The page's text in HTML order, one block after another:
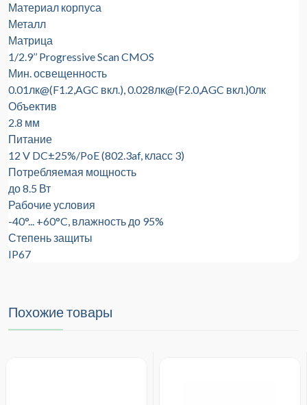
Материал корпуса
Металл
Матрица
1/2.9’’ Progressive Scan CMOS
Мин. освещенность
0.01лк@(F1.2,AGC вкл.), 0.028лк@(F2.0,AGC вкл.)0лк
Объектив
2.8 мм
Питание
12 V DC±25%/PoE (802.3af, класс 3)
Потребляемая мощность
до 8.5 Вт
Рабочие условия
-40°... +60°C, влажность до 95%
Степень защиты
IP67
Похожие товары